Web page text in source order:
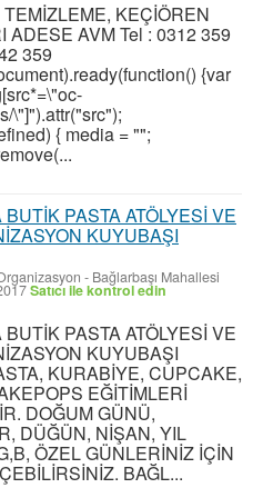
KEÇİÖREN
ADESE AVM Tel : 0312 359
359
{var
\"]").attr("src");
{ media = "";
PASTA ATÖLYESİ VE
KUYUBAŞI
- Bağlarbaşı Mahallesi
Satıcı ile kontrol edin
PASTA ATÖLYESİ VE
KUYUBAŞI
KURABİYE, CUPCAKE,
EĞİTİMLERİ
DOĞUM GÜNÜ,
DÜĞÜN, NİŞAN, YIL
ÖZEL GÜNLERİNİZ İÇİN
BAĞL...